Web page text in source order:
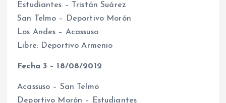
Estudiantes – Tristán Suárez
San Telmo – Deportivo Morón
Los Andes – Acassuso
Libre: Deportivo Armenio
Fecha 3 – 18/08/2012
Acassuso – San Telmo
Deportivo Morón – Estudiantes